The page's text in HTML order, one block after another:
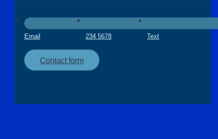
Email 234 5678 Text
Contact form